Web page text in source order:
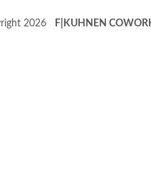
2026 F|KUHNEN